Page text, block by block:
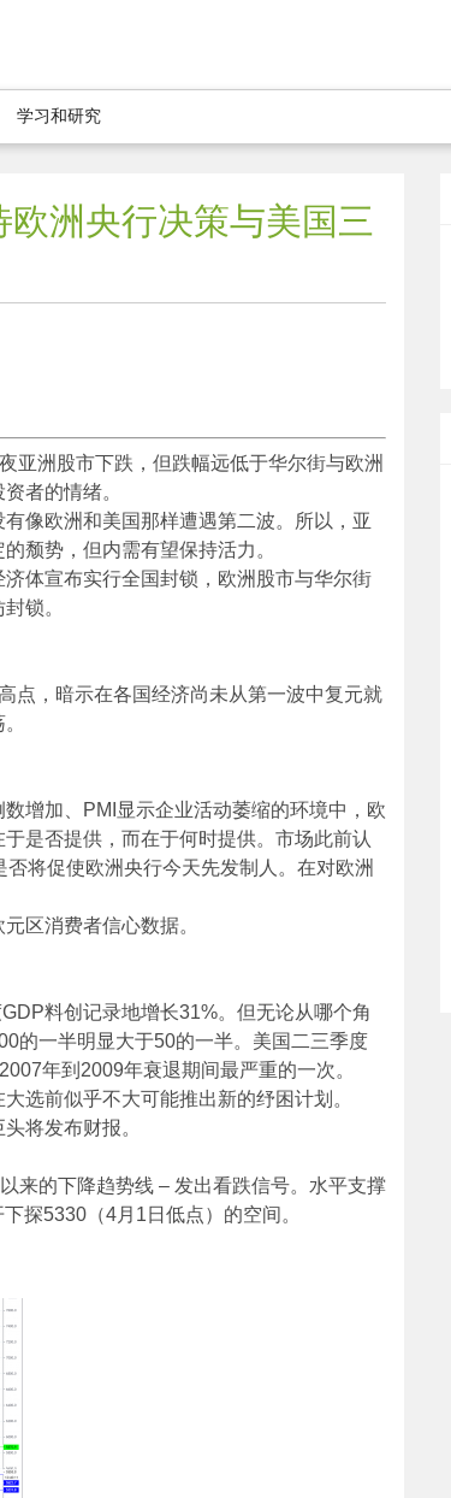
学习和研究
洲央行决策与美国三
亚洲股市下跌，但跌幅远低于华尔街与欧洲
者的情绪。
像欧洲和美国那样遭遇第二波。所以，亚
颓势，但内需有望保持活力。
体宣布实行全国封锁，欧洲股市与华尔街
锁。
点，暗示在各国经济尚未从第一波中复元就
增加、PMI显示企业活动萎缩的环境中，欧
是否提供，而在于何时提供。市场此前认
将促使欧洲央行今天先发制人。在对欧洲
区消费者信心数据。
料创记录地增长31%。但无论从哪个角
的一半明显大于50的一半。美国二三季度
年到2009年衰退期间最严重的一次。
选前似乎不大可能推出新的纾困计划。
将发布财报。
来的下降趋势线 – 发出看跌信号。水平支撑
探5330（4月1日低点）的空间。